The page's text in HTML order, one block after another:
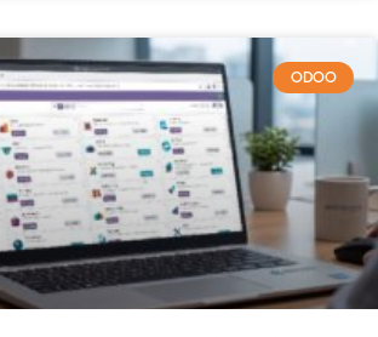
ODOO